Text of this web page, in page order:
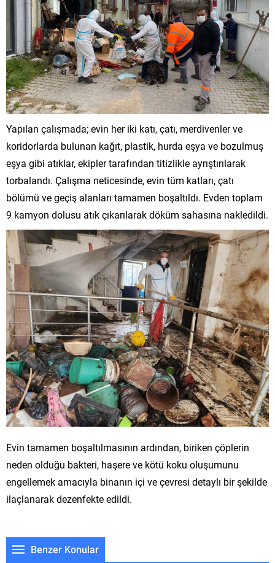
Yapılan çalışmada; evin her iki katı, çatı, merdivenler ve
koridorlarda bulunan kağıt, plastik, hurda eşya ve bozulmuş
eşya gibi atıklar, ekipler tarafından titizlikle ayrıştırılarak
torbalandı. Çalışma neticesinde, evin tüm katları, çatı
bölümü ve geçiş alanları tamamen boşaltıldı. Evden toplam
9 kamyon dolusu atık çıkarılarak döküm sahasına nakledildi.
Evin tamamen boşaltılmasının ardından, biriken çöplerin
neden olduğu bakteri, haşere ve kötü koku oluşumunu
engellemek amacıyla binanın içi ve çevresi detaylı bir şekilde
ilaçlanarak dezenfekte edildi.
Benzer Konular